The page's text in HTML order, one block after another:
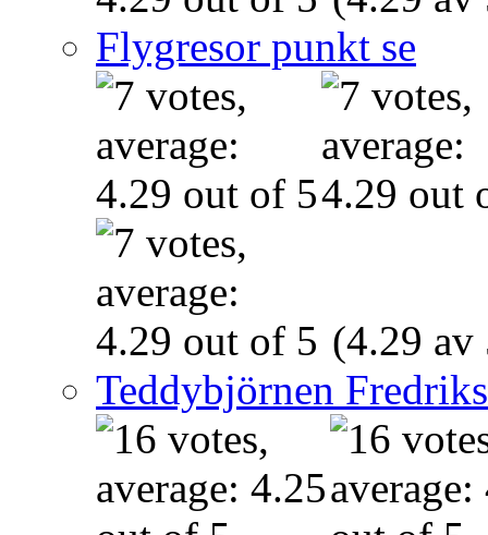
Flygresor punkt se
(4.29 av
Teddybjörnen